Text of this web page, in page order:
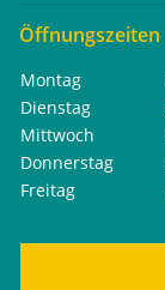
Öffnungszeiten
Montag
Dienstag
Mittwoch
Donnerstag
Freitag